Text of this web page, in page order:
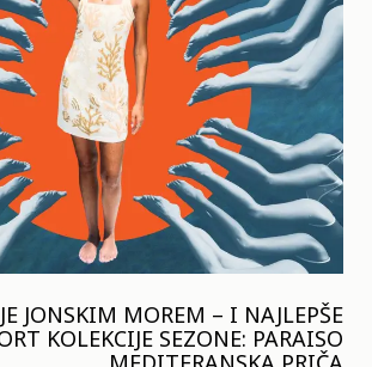
JONSKIM MOREM – I NAJLEPŠE
KOLEKCIJE SEZONE: PARAISO